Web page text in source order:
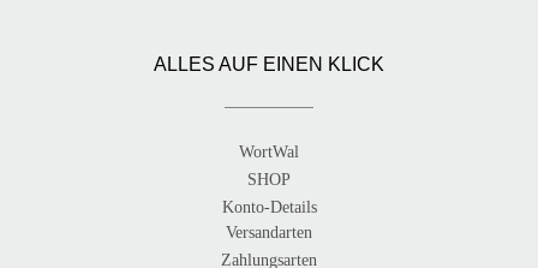
ALLES AUF EINEN KLICK
WortWal
SHOP
Konto-Details
Versandarten
Zahlungsarten